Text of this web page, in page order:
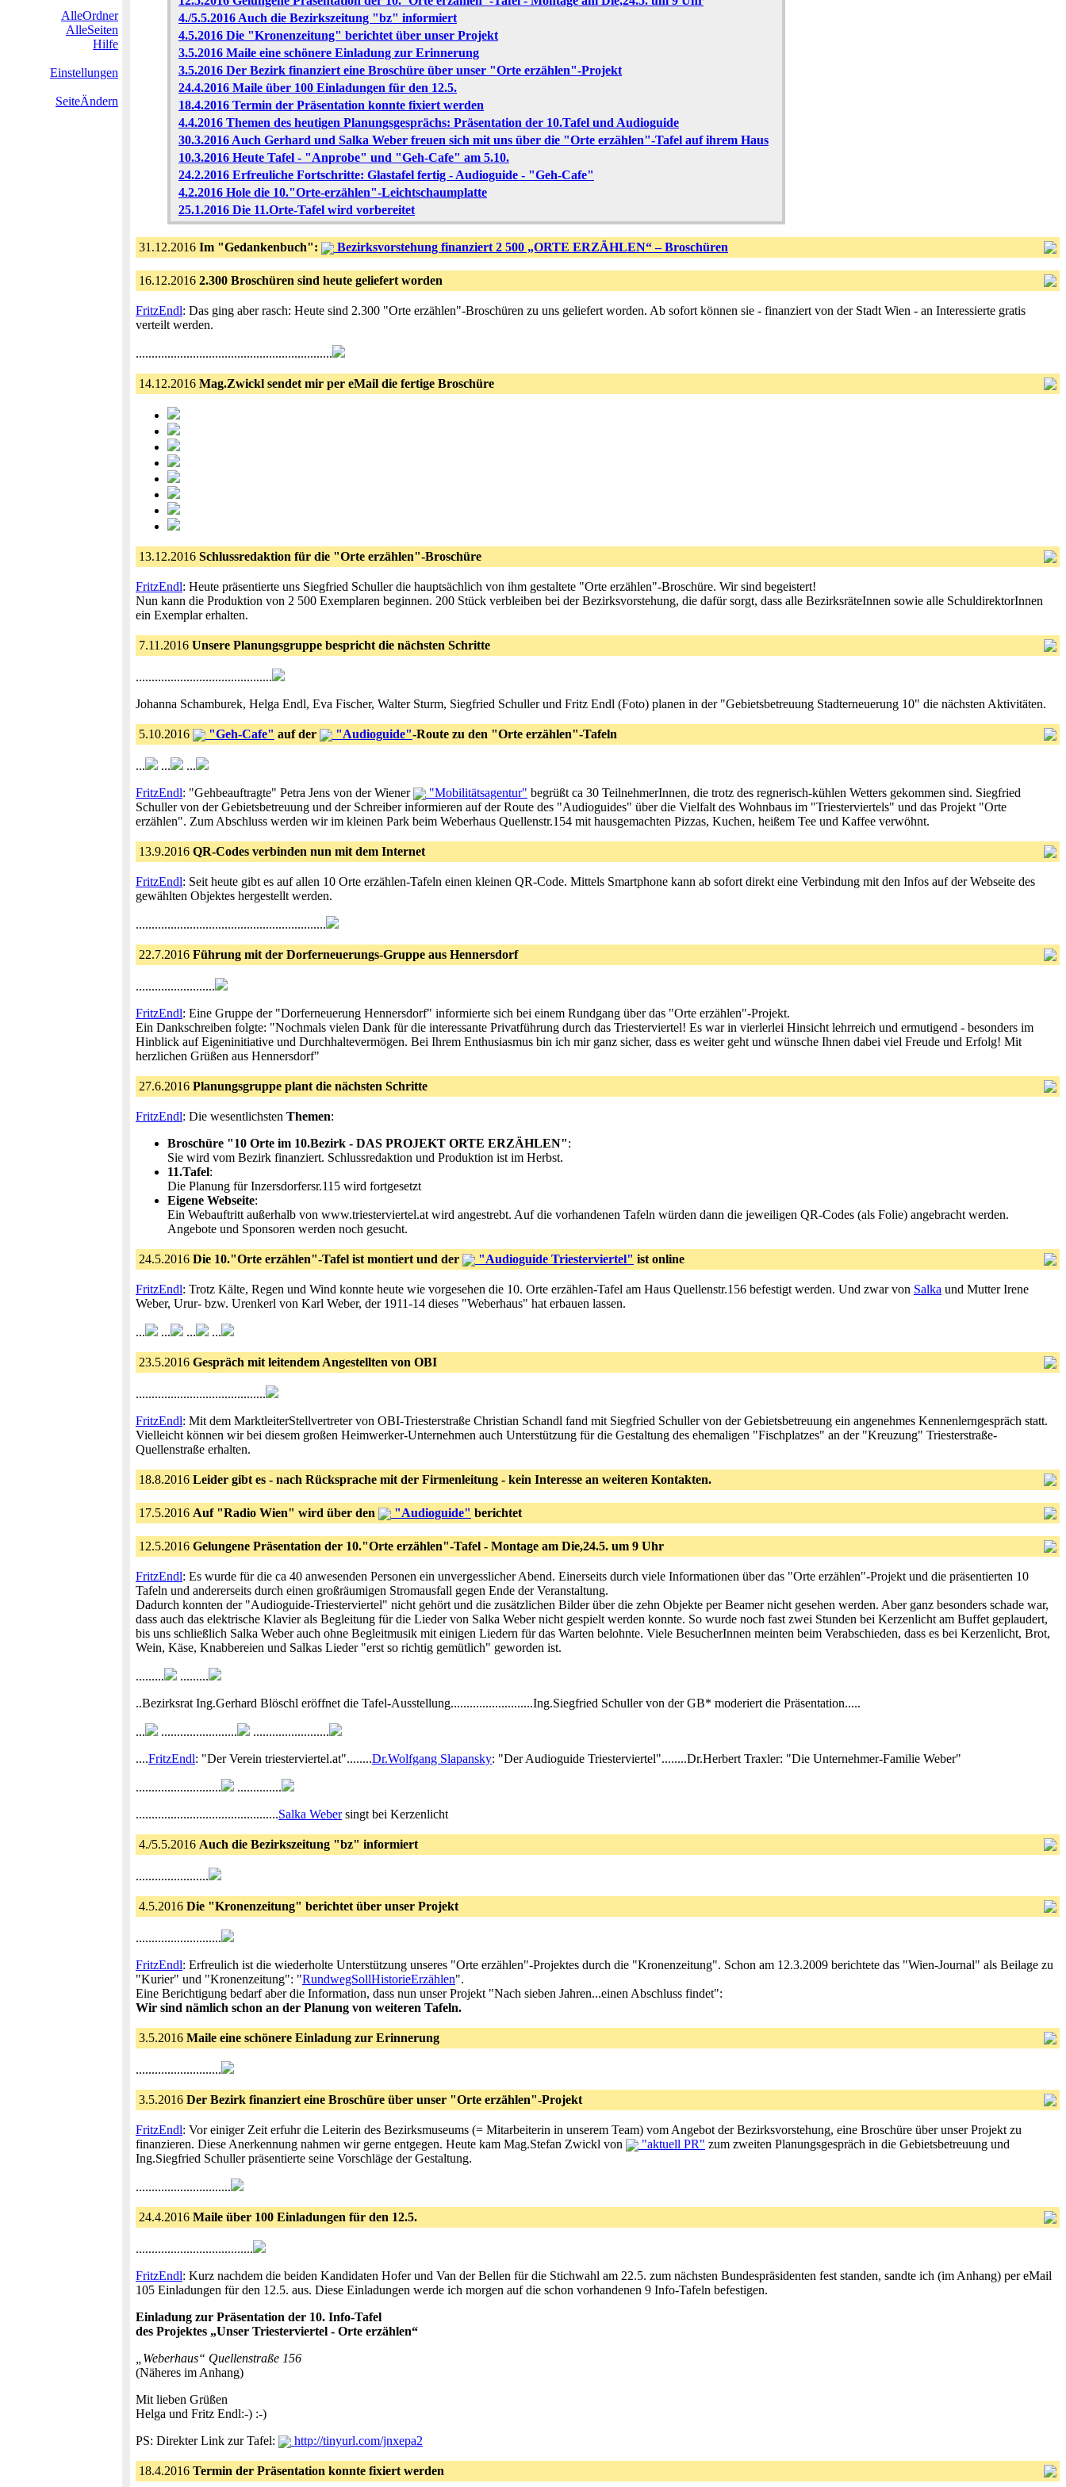
AlleOrdner
AlleSeiten
Hilfe
Einstellungen
SeiteÄndern
4./5.5.2016 Auch die Bezirkszeitung "bz" informiert
4.5.2016 Die "Kronenzeitung" berichtet über unser Projekt
3.5.2016 Maile eine schönere Einladung zur Erinnerung
3.5.2016 Der Bezirk finanziert eine Broschüre über unser "Orte erzählen"-Projekt
24.4.2016 Maile über 100 Einladungen für den 12.5.
18.4.2016 Termin der Präsentation konnte fixiert werden
4.4.2016 Themen des heutigen Planungsgesprächs: Präsentation der 10.Tafel und Audioguide
30.3.2016 Auch Gerhard und Salka Weber freuen sich mit uns über die "Orte erzählen"-Tafel auf ihrem Haus
10.3.2016 Heute Tafel - "Anprobe" und "Geh-Cafe" am 5.10.
24.2.2016 Erfreuliche Fortschritte: Glastafel fertig - Audioguide - "Geh-Cafe"
4.2.2016 Hole die 10."Orte-erzählen"-Leichtschaumplatte
25.1.2016 Die 11.Orte-Tafel wird vorbereitet
31.12.2016 Im "Gedankenbuch": Bezirksvorstehung finanziert 2 500 „ORTE ERZÄHLEN“ – Broschüren
16.12.2016 2.300 Broschüren sind heute geliefert worden
FritzEndl: Das ging aber rasch: Heute sind 2.300 "Orte erzählen"-Broschüren zu uns geliefert worden. Ab sofort können sie - finanziert von der Stadt Wien - an Interessierte gratis
verteilt werden.
..............................................................
14.12.2016 Mag.Zwickl sendet mir per eMail die fertige Broschüre
13.12.2016 Schlussredaktion für die "Orte erzählen"-Broschüre
FritzEndl: Heute präsentierte uns Siegfried Schuller die hauptsächlich von ihm gestaltete "Orte erzählen"-Broschüre. Wir sind begeistert!
Nun kann die Produktion von 2 500 Exemplaren beginnen. 200 Stück verbleiben bei der Bezirksvorstehung, die dafür sorgt, dass alle BezirksräteInnen sowie alle SchuldirektorInnen
ein Exemplar erhalten.
7.11.2016 Unsere Planungsgruppe bespricht die nächsten Schritte
...........................................
Johanna Schamburek, Helga Endl, Eva Fischer, Walter Sturm, Siegfried Schuller und Fritz Endl (Foto) planen in der "Gebietsbetreuung Stadterneuerung 10" die nächsten Aktivitäten.
5.10.2016 "Geh-Cafe" auf der "Audioguide"-Route zu den "Orte erzählen"-Tafeln
... ...
...
FritzEndl: "Gehbeauftragte" Petra Jens von der Wiener "Mobilitätsagentur" begrüßt ca 30 TeilnehmerInnen, die trotz des regnerisch-kühlen Wetters gekommen sind. Siegfried
Schuller von der Gebietsbetreuung und der Schreiber informieren auf der Route des "Audioguides" über die Vielfalt des Wohnbaus im "Triesterviertels" und das Projekt "Orte
erzählen". Zum Abschluss werden wir im kleinen Park beim Weberhaus Quellenstr.154 mit hausgemachten Pizzas, Kuchen, heißem Tee und Kaffee verwöhnt.
13.9.2016 QR-Codes verbinden nun mit dem Internet
FritzEndl: Seit heute gibt es auf allen 10 Orte erzählen-Tafeln einen kleinen QR-Code. Mittels Smartphone kann ab sofort direkt eine Verbindung mit den Infos auf der Webseite des
gewählten Objektes hergestellt werden.
............................................................
22.7.2016 Führung mit der Dorferneuerungs-Gruppe aus Hennersdorf
.........................
FritzEndl: Eine Gruppe der "Dorferneuerung Hennersdorf" informierte sich bei einem Rundgang über das "Orte erzählen"-Projekt.
Ein Dankschreiben folgte: "Nochmals vielen Dank für die interessante Privatführung durch das Triesterviertel! Es war in vierlerlei Hinsicht lehrreich und ermutigend - besonders im
Hinblick auf Eigeninitiative und Durchhaltevermögen. Bei Ihrem Enthusiasmus bin ich mir ganz sicher, dass es weiter geht und wünsche Ihnen dabei viel Freude und Erfolg! Mit
herzlichen Grüßen aus Hennersdorf"
27.6.2016 Planungsgruppe plant die nächsten Schritte
FritzEndl: Die wesentlichsten Themen:
Broschüre "10 Orte im 10.Bezirk - DAS PROJEKT ORTE ERZÄHLEN":
Sie wird vom Bezirk finanziert. Schlussredaktion und Produktion ist im Herbst.
11.Tafel:
Die Planung für Inzersdorfersr.115 wird fortgesetzt
Eigene Webseite:
Ein Webauftritt außerhalb von www.triesterviertel.at wird angestrebt. Auf die vorhandenen Tafeln würden dann die jeweiligen QR-Codes (als Folie) angebracht werden.
Angebote und Sponsoren werden noch gesucht.
24.5.2016 Die 10."Orte erzählen"-Tafel ist montiert und der "Audioguide Triesterviertel" ist online
FritzEndl: Trotz Kälte, Regen und Wind konnte heute wie vorgesehen die 10. Orte erzählen-Tafel am Haus Quellenstr.156 befestigt werden. Und zwar von Salka und Mutter Irene
Weber, Urur- bzw. Urenkerl von Karl Weber, der 1911-14 dieses "Weberhaus" hat erbauen lassen.
... ... ... ...
23.5.2016 Gespräch mit leitendem Angestellten von OBI
.........................................
FritzEndl: Mit dem MarktleiterStellvertreter von OBI-Triesterstraße Christian Schandl fand mit Siegfried Schuller von der Gebietsbetreuung ein angenehmes Kennenlerngespräch statt.
Vielleicht können wir bei diesem großen Heimwerker-Unternehmen auch Unterstützung für die Gestaltung des ehemaligen "Fischplatzes" an der "Kreuzung" Triesterstraße-
Quellenstraße erhalten.
18.8.2016 Leider gibt es - nach Rücksprache mit der Firmenleitung - kein Interesse an weiteren Kontakten.
17.5.2016 Auf "Radio Wien" wird über den "Audioguide" berichtet
12.5.2016 Gelungene Präsentation der 10."Orte erzählen"-Tafel - Montage am Die,24.5. um 9 Uhr
FritzEndl: Es wurde für die ca 40 anwesenden Personen ein unvergesslicher Abend. Einerseits durch viele Informationen über das "Orte erzählen"-Projekt und die präsentierten 10
Tafeln und andererseits durch einen großräumigen Stromausfall gegen Ende der Veranstaltung.
Dadurch konnten der "Audioguide-Triesterviertel" nicht gehört und die zusätzlichen Bilder über die zehn Objekte per Beamer nicht gesehen werden. Aber ganz besonders schade war,
dass auch das elektrische Klavier als Begleitung für die Lieder von Salka Weber nicht gespielt werden konnte. So wurde noch fast zwei Stunden bei Kerzenlicht am Buffet geplaudert,
bis uns schließlich Salka Weber auch ohne Begleitmusik mit einigen Liedern für das Warten belohnte. Viele BesucherInnen meinten beim Verabschieden, dass es bei Kerzenlicht, Brot,
Wein, Käse, Knabbereien und Salkas Lieder "erst so richtig gemütlich" geworden ist.
.........
.........
..Bezirksrat Ing.Gerhard Blöschl eröffnet die Tafel-Ausstellung..........................Ing.Siegfried Schuller von der GB* moderiert die Präsentation.....
... ........................
........................
....FritzEndl: "Der Verein triesterviertel.at"........Dr.Wolfgang Slapansky: "Der Audioguide Triesterviertel"........Dr.Herbert Traxler: "Die Unternehmer-Familie Weber"
...........................
..............
.............................................Salka Webersingt bei Kerzenlicht
4./5.5.2016 Auch die Bezirkszeitung "bz" informiert
.......................
4.5.2016 Die "Kronenzeitung" berichtet über unser Projekt
...........................
FritzEndl: Erfreulich ist die wiederholte Unterstützung unseres "Orte erzählen"-Projektes durch die "Kronenzeitung". Schon am 12.3.2009 berichtete das "Wien-Journal" als Beilage zu
"Kurier" und "Kronenzeitung": "RundwegSollHistorieErzählen".
Eine Berichtigung bedarf aber die Information, dass nun unser Projekt "Nach sieben Jahren...einen Abschluss findet":
Wir sind nämlich schon an der Planung von weiteren Tafeln.
3.5.2016 Maile eine schönere Einladung zur Erinnerung
...........................
3.5.2016 Der Bezirk finanziert eine Broschüre über unser "Orte erzählen"-Projekt
FritzEndl: Vor einiger Zeit erfuhr die Leiterin des Bezirksmuseums (= Mitarbeiterin in unserem Team) vom Angebot der Bezirksvorstehung, eine Broschüre über unser Projekt zu
finanzieren. Diese Anerkennung nahmen wir gerne entgegen. Heute kam Mag.Stefan Zwickl von
"aktuell PR" zum zweiten Planungsgespräch in die Gebietsbetreuung und
Ing.Siegfried Schuller präsentierte seine Vorschläge der Gestaltung.
..............................
24.4.2016 Maile über 100 Einladungen für den 12.5.
.....................................
FritzEndl: Kurz nachdem die beiden Kandidaten Hofer und Van der Bellen für die Stichwahl am 22.5. zum nächsten Bundespräsidenten fest standen, sandte ich (im Anhang) per eMail
105 Einladungen für den 12.5. aus. Diese Einladungen werde ich morgen auf die schon vorhandenen 9 Info-Tafeln befestigen.
Einladung zur Präsentation der 10. Info-Tafel
des Projektes „Unser Triesterviertel - Orte erzählen“
„Weberhaus“ Quellenstraße 156
(Näheres im Anhang)
Mit lieben Grüßen
Helga und Fritz Endl:-) :-)
PS: Direkter Link zur Tafel:
http://tinyurl.com/jnxepa2
18.4.2016 Termin der Präsentation konnte fixiert werden